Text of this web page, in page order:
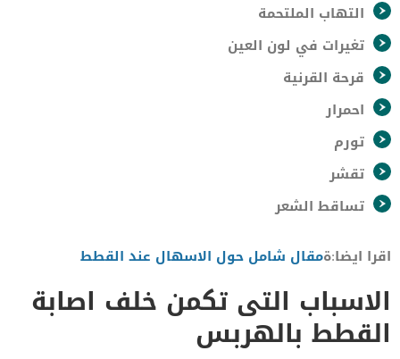
التهاب الملتحمة
تغيرات في لون العين
قرحة القرنية
احمرار
تورم
تقشر
تساقط الشعر
اقرا ايضا:ةمقال شامل حول الاسهال عند القطط
الاسباب التى تكمن خلف اصابة
القطط بالهربس